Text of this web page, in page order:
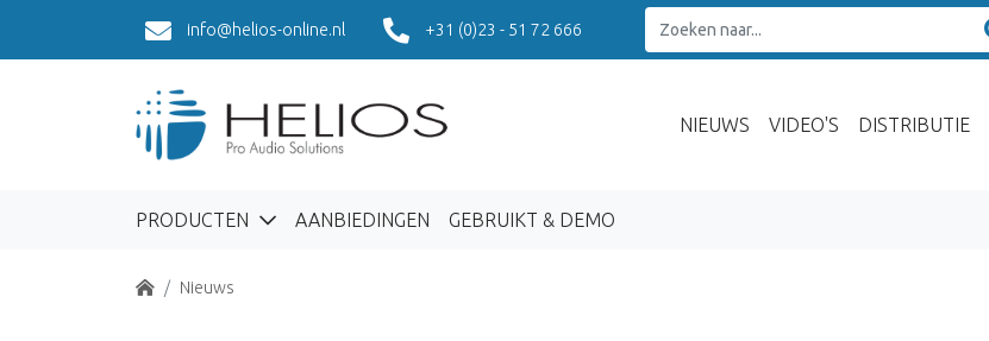
info@helios-online.nl +31 (0)23 - 51 72 666
NIEUWS VIDEO'S DISTRIBUTIE
PRODUCTEN AANBIEDINGEN GEBRUIKT & DEMO
Home Nieuws